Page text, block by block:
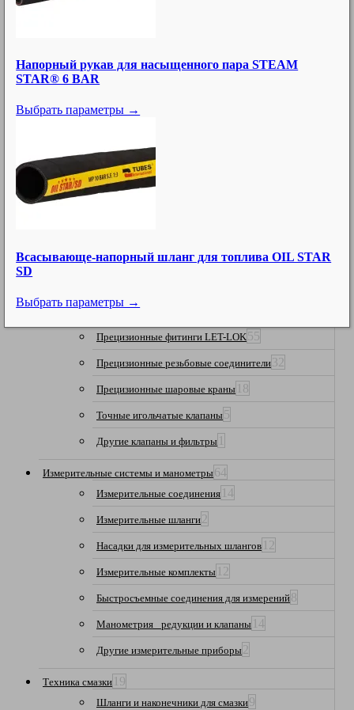
Гидравлические цилиндры 2
Шланги и аксессуары SPIR STAR
Быстроразъемные соединения UHP
Клапаны управления расходом9
Прецизионные фитинги LET-LOK 55
Прецизионные резьбовые соединители 32
Прецизионные шаровые краны 18
Точные игольчатые клапаны 5
Другие клапаны и фильтры 1
Измерительные системы и манометры64
Измерительные соединения 14
Измерительные шланги2
Насадки для измерительных шлангов 12
Измерительные комплекты 12
Быстросъемные соединения для измерений8
Манометрия_ редукции и клапаны 14
Другие измерительные приборы2
Техника смазки 19
Шланги и наконечники для смазки9
Напорный рукав для насыщенного пара STEAM
STAR® 6 BAR
Выбрать параметры →
Всасывающе-напорный шланг для топлива OIL STAR
SD
Выбрать параметры →